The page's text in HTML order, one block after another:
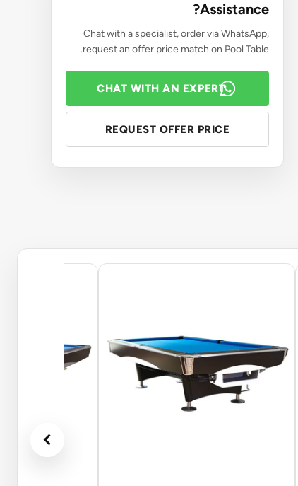
Assistance?
Chat with a specialist, order via WhatsApp,
request an offer price match on Pool Table.
CHAT WITH AN EXPERT
REQUEST OFFER PRICE